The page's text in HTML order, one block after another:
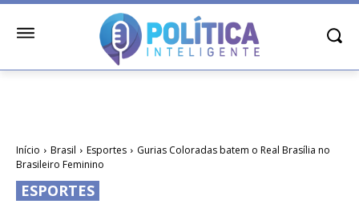
Início Brasil Esportes
Gurias Coloradas batem o Real Brasília no
Brasileiro Feminino
ESPORTES